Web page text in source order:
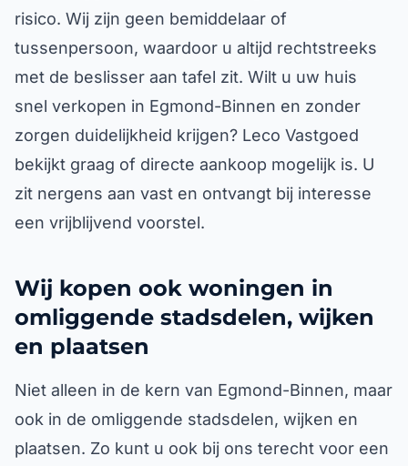
risico. Wij zijn geen bemiddelaar of
tussenpersoon, waardoor u altijd rechtstreeks
met de beslisser aan tafel zit. Wilt u uw huis
snel verkopen in Egmond-Binnen en zonder
zorgen duidelijkheid krijgen? Leco Vastgoed
bekijkt graag of directe aankoop mogelijk is. U
zit nergens aan vast en ontvangt bij interesse
een vrijblijvend voorstel.
Wij kopen ook woningen in
omliggende stadsdelen, wijken
en plaatsen
Niet alleen in de kern van Egmond-Binnen, maar
ook in de omliggende stadsdelen, wijken en
plaatsen. Zo kunt u ook bij ons terecht voor een